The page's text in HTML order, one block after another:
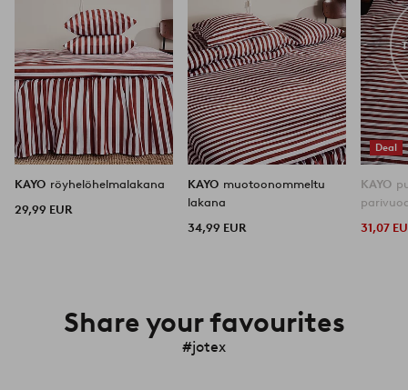
KAYO röyhelöhelmalakana
29,99 EUR
KAYO muotoonommeltu
lakana
34,99 EUR
Deal
KAYO
31,07
Share your favourites
#jotex